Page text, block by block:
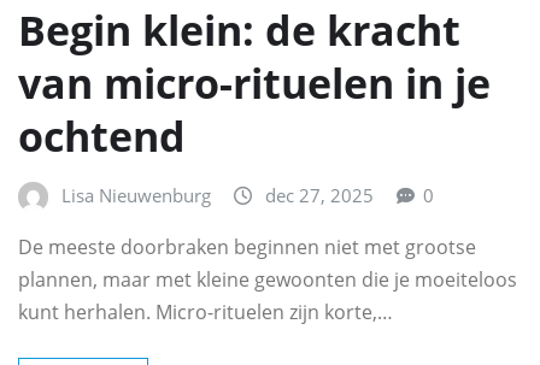
Begin klein: de kracht
van micro-rituelen in je
ochtend
Lisa Nieuwenburg dec 27, 2025 0
De meeste doorbraken beginnen niet met grootse
plannen, maar met kleine gewoonten die je moeiteloos
kunt herhalen. Micro-rituelen zijn korte,…